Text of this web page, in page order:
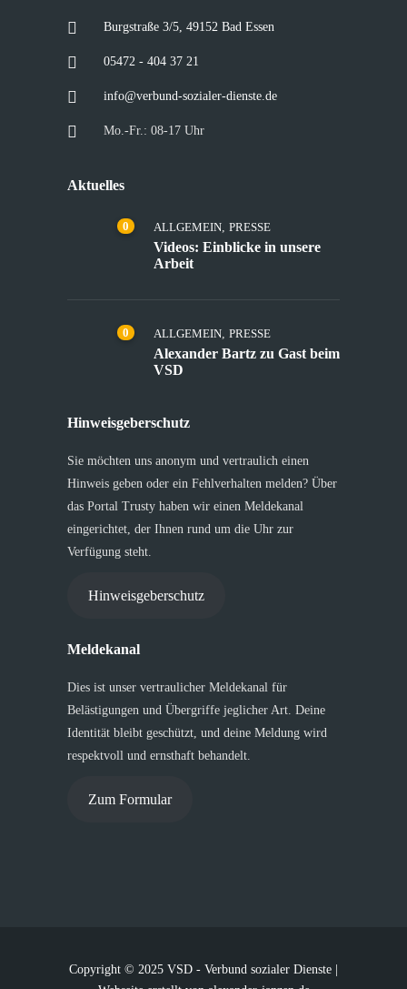
Burgstraße 3/5, 49152 Bad Essen
05472 - 404 37 21
info@verbund-sozialer-dienste.de
Mo.-Fr.: 08-17 Uhr
Aktuelles
0 ALLGEMEIN, PRESSE
Videos: Einblicke in unsere
Arbeit
0 ALLGEMEIN, PRESSE
Alexander Bartz zu Gast beim
VSD
Hinweisgeberschutz
Sie möchten uns anonym und vertraulich einen
Hinweis geben oder ein Fehlverhalten melden? Über
das Portal Trusty haben wir einen Meldekanal
eingerichtet, der Ihnen rund um die Uhr zur
Verfügung steht.
Hinweisgeberschutz
Meldekanal
Dies ist unser vertraulicher Meldekanal für
Belästigungen und Übergriffe jeglicher Art. Deine
Identität bleibt geschützt, und deine Meldung wird
respektvoll und ernsthaft behandelt.
Zum Formular
Copyright © 2025 VSD - Verbund sozialer Dienste |